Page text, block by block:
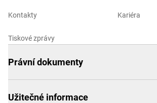
Kontakty
Tiskové zprávy
Kariéra
Právní dokumenty
Užitečné informace